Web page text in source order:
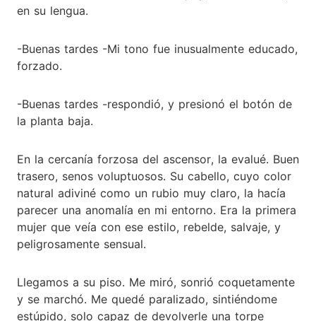
en su lengua.
-Buenas tardes -Mi tono fue inusualmente educado,
forzado.
-Buenas tardes -respondió, y presionó el botón de
la planta baja.
En la cercanía forzosa del ascensor, la evalué. Buen
trasero, senos voluptuosos. Su cabello, cuyo color
natural adiviné como un rubio muy claro, la hacía
parecer una anomalía en mi entorno. Era la primera
mujer que veía con ese estilo, rebelde, salvaje, y
peligrosamente sensual.
Llegamos a su piso. Me miró, sonrió coquetamente
y se marchó. Me quedé paralizado, sintiéndome
estúpido, solo capaz de devolverle una torpe